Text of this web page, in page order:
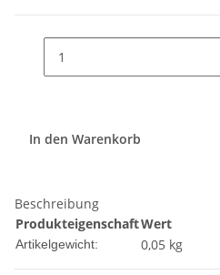
In den Warenkorb
Beschreibung
ProdukteigenschaftWert
Artikelgewicht: 0,05 kg